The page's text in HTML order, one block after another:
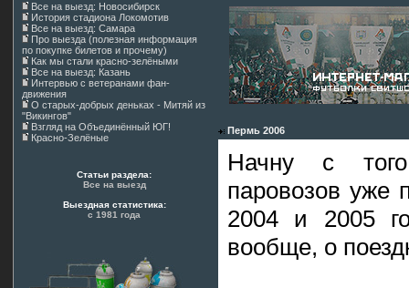
Все на выезд: Новосибирск
История стадиона Локомотив
Все на выезд: Самара
Про выезда (полезная информация
по покупке билетов и прочему)
Как мы стали красно-зелёными
Все на выезд: Казань
Интервью с ветеранами фан-
движения
О старых-добрых деньках - Митяй из
"Викингов"
Взгляд на Объединённый ЮГ!
Красно-Зелёные
Статьи раздела:
Все на выезд
Выездная статистика:
с 1981 года
Пермь 2006
Начну с
паровозов уже
2004 и 2005
вообще, о